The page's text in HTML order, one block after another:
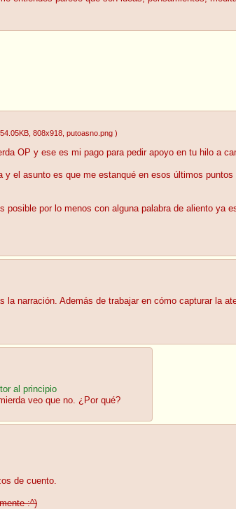
, 808x918 , putoasno.png )
OP y ese es mi pago para pedir apoyo en tu hilo a
y el asunto es que me estanqué en esos últimos
posible por lo menos con alguna palabra de aliento ya
la narración. Además de trabajar en cómo capturar la
al principio
veo que no. ¿Por qué?
de cuento.
:^)